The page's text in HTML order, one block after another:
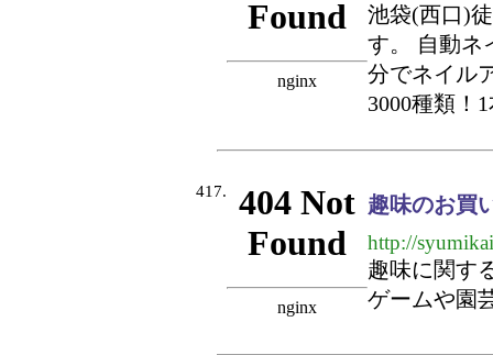
池袋(西口)
す。 自動ネ
分でネイル
3000種類！
417.
趣味のお買
http://
趣味に関す
ゲームや園